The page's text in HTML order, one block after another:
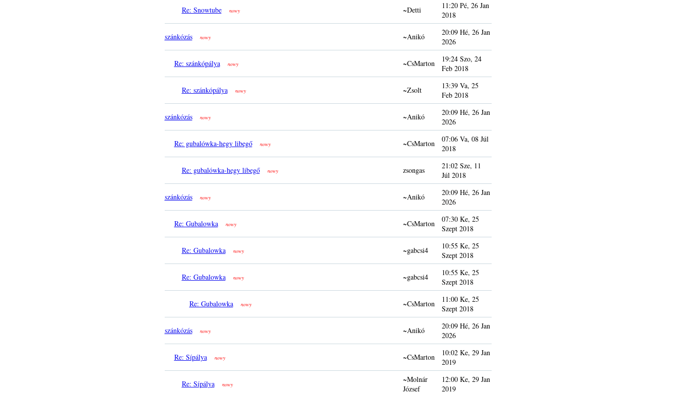
Re: Snowtube nowy ~Detti
11:20 Pé, 26 Jan
2018
szánkózás nowy ~Anikó
20:09 Hé, 26 Jan
2026
Re: szánkópálya nowy ~CsMarton
19:24 Szo, 24
Feb 2018
Re: szánkópálya nowy ~Zsolt
13:39 Va, 25
Feb 2018
szánkózás nowy ~Anikó
20:09 Hé, 26 Jan
2026
Re: gubalówka-hegy libegő nowy ~CsMarton
07:06 Va, 08 Júl
2018
Re: gubalówka-hegy libegő nowy zsongas
21:02 Sze, 11
Júl 2018
szánkózás nowy ~Anikó
20:09 Hé, 26 Jan
2026
Re: Gubalowka nowy ~CsMarton
07:30 Ke, 25
Szept 2018
Re: Gubalowka nowy ~gabcsi4
10:55 Ke, 25
Szept 2018
Re: Gubalowka nowy ~gabcsi4
10:55 Ke, 25
Szept 2018
Re: Gubalowka nowy ~CsMarton
11:00 Ke, 25
Szept 2018
szánkózás nowy ~Anikó
20:09 Hé, 26 Jan
2026
Re: Sípálya nowy ~CsMarton
10:02 Ke, 29 Jan
2019
Re: Sípálya nowy
~Molnár
József
12:00 Ke, 29 Jan
2019